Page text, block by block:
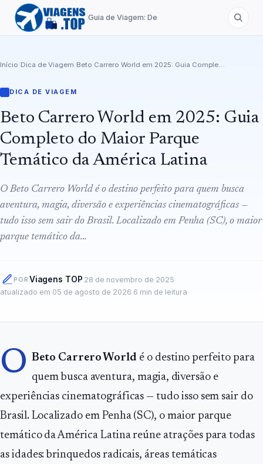
Guia de Viagem: Destinos de A a Z
Início Dica de Viagem Beto Carrero World em 2025: Guia Completo do Maior Parque Temático da América Latina
DICA DE VIAGEM
Beto Carrero World em 2025: Guia
Completo do Maior Parque
Temático da América Latina
O Beto Carrero World é o destino perfeito para quem busca
aventura, magia, diversão e experiências cinematográficas —
tudo isso sem sair do Brasil. Localizado em Penha (SC), o maior
parque temático da…
POR Viagens TOP 28 de novembro de 2025
atualizado em 05 de agosto de 2026 6 min de leitura
O Beto Carrero World é o destino perfeito para
quem busca aventura, magia, diversão e
experiências cinematográficas — tudo isso sem sair do
Brasil. Localizado em Penha (SC), o maior parque
temático da América Latina reúne atrações para todas
as idades: brinquedos radicais, áreas temáticas